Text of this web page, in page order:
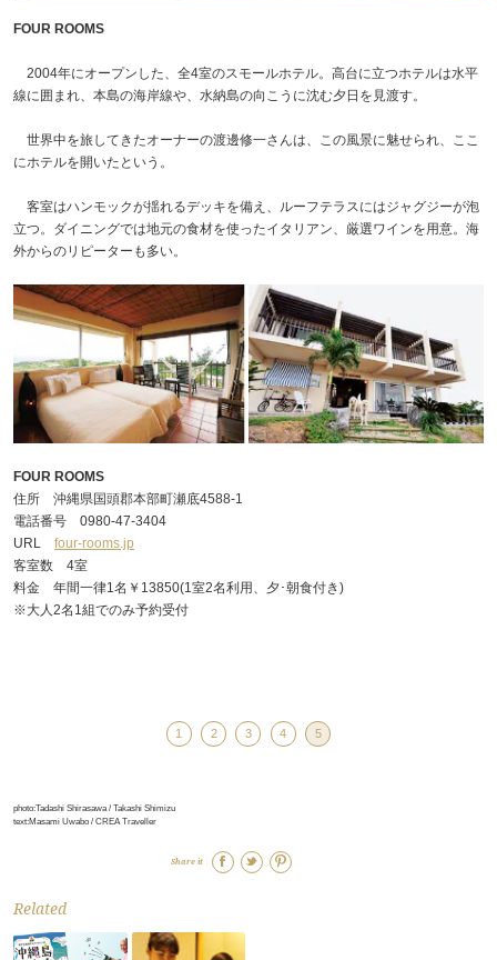
FOUR ROOMS
2004年にオープンした、全4室のスモールホテル。高台に立つホテルは水平
線に囲まれ、本島の海岸線や、水納島の向こうに沈む夕日を見渡す。
世界中を旅してきたオーナーの渡邊修一さんは、この風景に魅せられ、ここ
にホテルを開いたという。
客室はハンモックが揺れるデッキを備え、ルーフテラスにはジャグジーが泡
立つ。ダイニングでは地元の食材を使ったイタリアン、厳選ワインを用意。海
外からのリピーターも多い。
FOUR ROOMS
住所 沖縄県国頭郡本部町瀬底4588-1
電話番号 0980-47-3404
URL four-rooms.jp
客室数 4室
料金 年間一律1名￥13850(1室2名利用、夕･朝食付き)
※大人2名1組でのみ予約受付
1 2 3 4 5
photo:Tadashi Shirasawa / Takashi Shimizu
text:Masami Uwabo / CREA Traveller
Share it
Related